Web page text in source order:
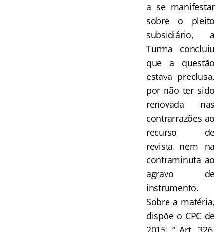
a se manifestar
sobre o pleito
subsidiário, a
Turma concluiu
que a questão
estava preclusa,
por não ter sido
renovada nas
contrarrazões ao
recurso de
revista nem na
contraminuta ao
agravo de
instrumento.
Sobre a matéria,
dispõe o CPC de
2015: ” Art. 326.